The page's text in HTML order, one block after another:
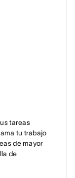
tareas
tu trabajo
de mayor
de